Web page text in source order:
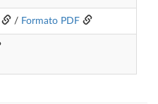
/ Formato PDF